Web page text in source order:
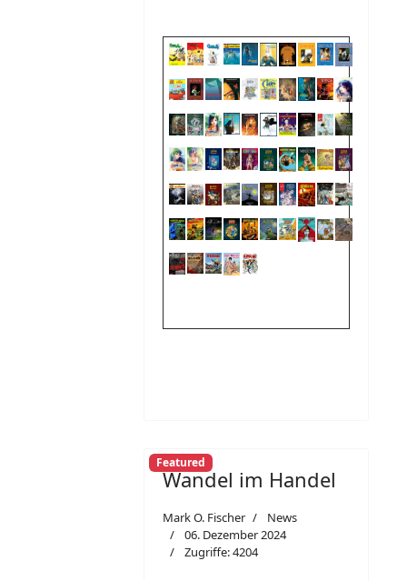
Featured
Wandel im Handel
Mark O. Fischer
News
06. Dezember 2024
Zugriffe: 4204